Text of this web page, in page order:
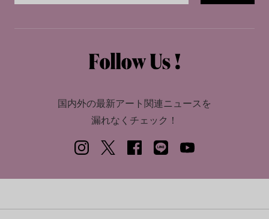
国内外の最新アート関連ニュースを
漏れなくチェック！